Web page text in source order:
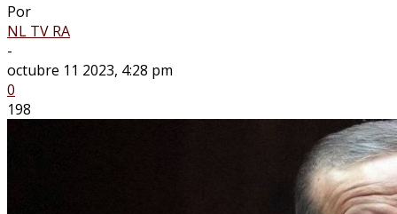
Por
NL TV RA
-
octubre 11 2023, 4:28 pm
0
198